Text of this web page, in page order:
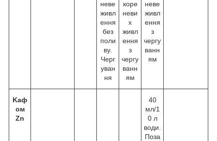
неве
живл
ення
без
поли
ву.
Черг
уван
ня
коре
неви
х
живл
ення
з
чергу
ванн
ям
неве
живл
ення
з
чергу
ванн
ям
Kаф
ом
Zn
40
мл/1
0 л
води.
Поза